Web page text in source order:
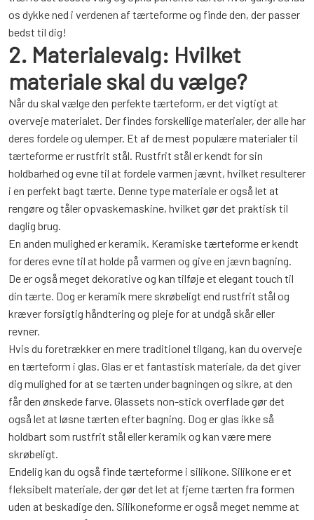
os dykke ned i verdenen af tærteforme og finde den, der passer
bedst til dig!
2. Materialevalg: Hvilket
materiale skal du vælge?
Når du skal vælge den perfekte tærteform, er det vigtigt at
overveje materialet. Der findes forskellige materialer, der alle har
deres fordele og ulemper. Et af de mest populære materialer til
tærteforme er rustfrit stål. Rustfrit stål er kendt for sin
holdbarhed og evne til at fordele varmen jævnt, hvilket resulterer
i en perfekt bagt tærte. Denne type materiale er også let at
rengøre og tåler opvaskemaskine, hvilket gør det praktisk til
daglig brug.
En anden mulighed er keramik. Keramiske tærteforme er kendt
for deres evne til at holde på varmen og give en jævn bagning.
De er også meget dekorative og kan tilføje et elegant touch til
din tærte. Dog er keramik mere skrøbeligt end rustfrit stål og
kræver forsigtig håndtering og pleje for at undgå skår eller
revner.
Hvis du foretrækker en mere traditionel tilgang, kan du overveje
en tærteform i glas. Glas er et fantastisk materiale, da det giver
dig mulighed for at se tærten under bagningen og sikre, at den
får den ønskede farve. Glassets non-stick overflade gør det
også let at løsne tærten efter bagning. Dog er glas ikke så
holdbart som rustfrit stål eller keramik og kan være mere
skrøbeligt.
Endelig kan du også finde tærteforme i silikone. Silikone er et
fleksibelt materiale, der gør det let at fjerne tærten fra formen
uden at beskadige den. Silikoneforme er også meget nemme at